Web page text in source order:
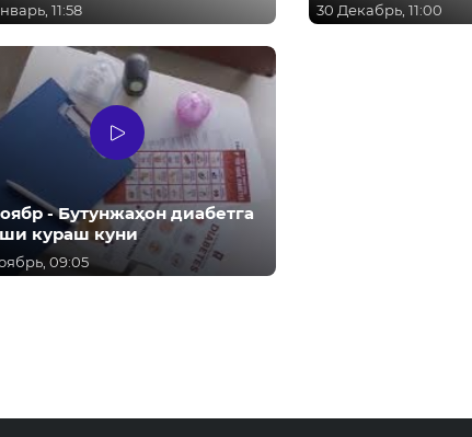
11:58 30 Декабрь, 11:00
- Бутунжаҳон диабетга
кураш куни
09:05